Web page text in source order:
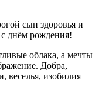
сын здоровья и
днём рождения!
облака, а мечты
Добра,
веселья, изобилия